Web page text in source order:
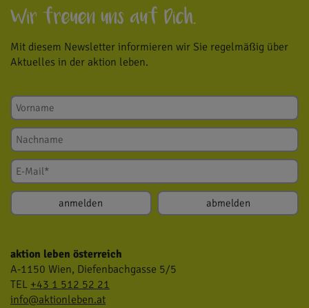
Mit diesem Newsletter informieren wir Sie regelmäßig über
Aktuelles in der aktion leben.
aktion leben österreich
A-1150 Wien, Diefenbachgasse 5/5
TEL +43 1 512 52 21
info@aktionleben.at